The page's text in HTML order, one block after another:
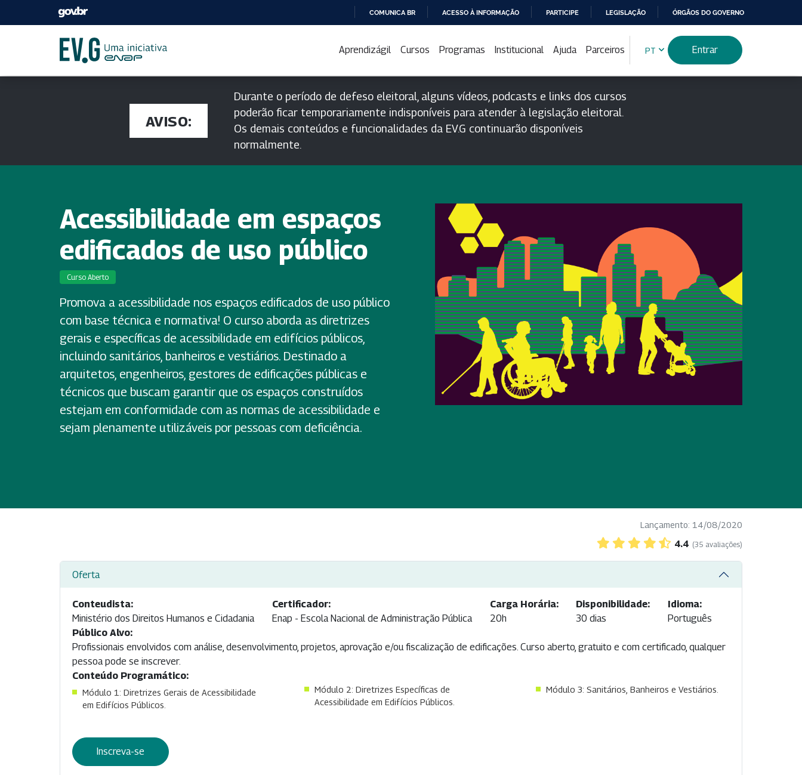
PARA
CONTEÚDO
COMUNICA BR ACESSO À INFORMAÇÃO PARTICIPE LEGISLAÇÃO ÓRGÃOS DO GOVERNO
Aprendizágil Cursos Programas Institucional Ajuda Parceiros PT Entrar
AVISO:
Durante o período de defeso eleitoral, alguns vídeos, podcasts e links dos cursos
poderão ficar temporariamente indisponíveis para atender à legislação eleitoral.
Os demais conteúdos e funcionalidades da EV.G continuarão disponíveis
normalmente.
Acessibilidade em espaços
edificados de uso público
Curso Aberto
Promova a acessibilidade nos espaços edificados de uso público
com base técnica e normativa! O curso aborda as diretrizes
gerais e específicas de acessibilidade em edifícios públicos,
incluindo sanitários, banheiros e vestiários. Destinado a
arquitetos, engenheiros, gestores de edificações públicas e
técnicos que buscam garantir que os espaços construídos
estejam em conformidade com as normas de acessibilidade e
sejam plenamente utilizáveis por pessoas com deficiência.
Lançamento: 14/08/2020
4.4 (35 avaliações)
Oferta
Conteudista:
Ministério dos Direitos Humanos e Cidadania
Certificador:
Enap - Escola Nacional de Administração Pública
Carga Horária:
20h
Disponibilidade:
30 dias
Idioma:
Português
Público Alvo:
Profissionais envolvidos com análise, desenvolvimento, projetos, aprovação e/ou fiscalização de edificações. Curso aberto, gratuito e com certificado, qualquer
pessoa pode se inscrever.
Conteúdo Programático:
Módulo 1: Diretrizes Gerais de Acessibilidade
em Edifícios Públicos.
Módulo 2: Diretrizes Específicas de
Acessibilidade em Edifícios Públicos.
Módulo 3: Sanitários, Banheiros e Vestiários.
Inscreva-se